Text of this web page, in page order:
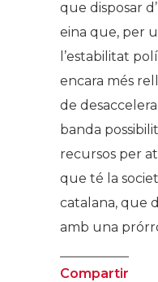
que disposar
eina que, per
l’estabilitat
encara més
de
banda
recursos per
que té la
catalana, que
amb una
Compartir